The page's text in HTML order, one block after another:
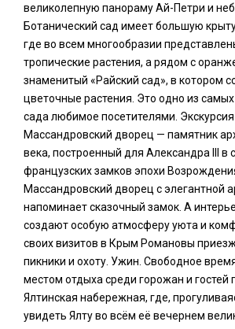
великолепную панораму Ай-Петри и
Ботанический сад имеет большую
где во всем многообразии
тропические растения, а рядом с
знаменитый «Райский сад», в котором
цветочные растения. Это одно из
сада любимое посетителями. Экскурсия
Массандровский дворец — памятник
века, построенный для Александра III в
французских замков эпохи
Массандровский дворец с элегантной
напоминает сказочный замок. А
создают особую атмосферу уюта и
своих визитов в Крым Романовы
пикники и охоту. Ужин. Свободное
местом отдыха среди горожан и гостей
Ялтинская набережная, где,
увидеть Ялту во всём её вечернем